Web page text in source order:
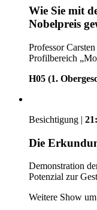
Wie Sie mit
Nobelpreis
Professor
Profilbereich
H05 (1.
Besichtigung |
Die
Demonstration
Potenzial zur
Weitere Show